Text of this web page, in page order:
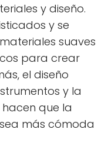
y diseño.
y se
suaves
para crear
el diseño
y la
que la
más cómoda